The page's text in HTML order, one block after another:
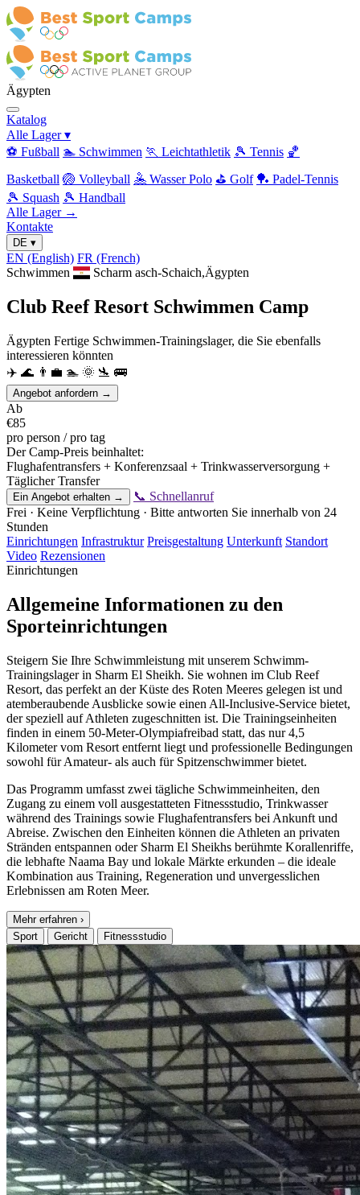
Ägypten
Katalog
Alle Lager▾
⚽ Fußball 🏊 Schwimmen 🏃 Leichtathletik 🎾 Tennis 🏀
Basketball 🏐 Volleyball 🤽 Wasser Polo ⛳ Golf 🏓 Padel-Tennis
🎾 Squash 🎾 Handball
Alle Lager →
Kontakte
DE ▾
EN (English) FR (French)
Schwimmen
Scharm asch-Schaich,Ägypten
Club Reef Resort Schwimmen Camp
Ägypten Fertige Schwimmen-Trainingslager, die Sie ebenfalls
interessieren könnten
✈️ 🌊 👨‍💼 🏊 🌞 🛬 🚌
Angebot anfordern →
Ab
€85
pro person / pro tag
Der Camp-Preis beinhaltet:
Flughafentransfers + Konferenzsaal + Trinkwasserversorgung +
Täglicher Transfer
Ein Angebot erhalten →
📞 Schnellanruf
Frei · Keine Verpflichtung · Bitte antworten Sie innerhalb von 24
Stunden
Einrichtungen Infrastruktur Preisgestaltung Unterkunft Standort
Video Rezensionen
Einrichtungen
Allgemeine Informationen zu den
Sporteinrichtungen
Steigern Sie Ihre Schwimmleistung mit unserem Schwimm-
Trainingslager in Sharm El Sheikh. Sie wohnen im Club Reef
Resort, das perfekt an der Küste des Roten Meeres gelegen ist und
atemberaubende Ausblicke sowie einen All-Inclusive-Service bietet,
der speziell auf Athleten zugeschnitten ist. Die Trainingseinheiten
finden in einem 50-Meter-Olympiafreibad statt, das nur 4,5
Kilometer vom Resort entfernt liegt und professionelle Bedingungen
sowohl für Amateur- als auch für Spitzenschwimmer bietet.
Das Programm umfasst zwei tägliche Schwimmeinheiten, den
Zugang zu einem voll ausgestatteten Fitnessstudio, Trinkwasser
während des Trainings sowie Flughafentransfers bei Ankunft und
Abreise. Zwischen den Einheiten können die Athleten an privaten
Stränden entspannen oder Sharm El Sheikhs berühmte Korallenriffe,
die lebhafte Naama Bay und lokale Märkte erkunden – die ideale
Kombination aus Training, Regeneration und unvergesslichen
Erlebnissen am Roten Meer.
Mehr erfahren ›
Sport
Gericht Fitnessstudio